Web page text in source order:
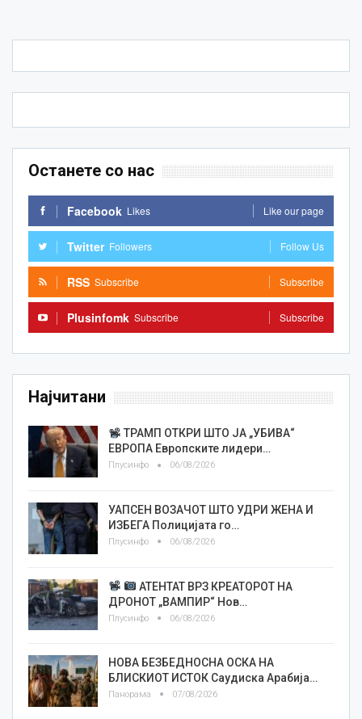
Останете со нас
Facebook Likes Like our page
Twitter Followers Follow Us
RSS Subscribe Subscribe
Plusinfomk Subscribe Subscribe
Најчитани
ТРАМП ОТКРИ ШТО ЈА „УБИВА“
ЕВРОПА Европските лидери…
Плусинфо 06/08/2026
УАПСЕН ВОЗАЧОТ ШТО УДРИ ЖЕНА И
ИЗБЕГА Полицијата го…
Плусинфо 06/08/2026
АТЕНТАТ ВРЗ КРЕАТОРОТ НА
ДРОНОТ „ВАМПИР“ Нов…
Плусинфо 06/08/2026
НОВА БЕЗБЕДНОСНА ОСКА НА
БЛИСКИОТ ИСТОК Саудиска Арабија…
Панорама 07/08/2026